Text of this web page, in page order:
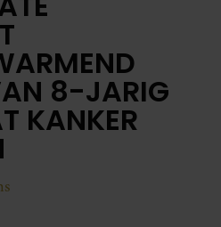
8-JARIG
KANKER